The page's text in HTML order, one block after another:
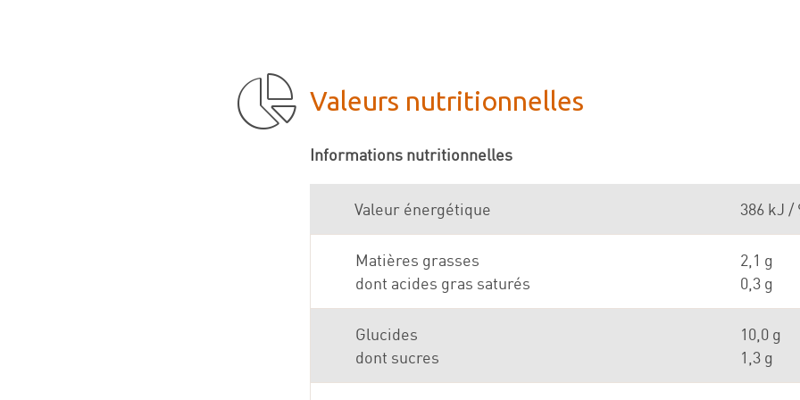
Valeurs nutritionnelles
Informations nutritionnelles
Valeur énergétique 386 kJ /
Matières grasses
dont acides gras saturés
2,1 g
0,3 g
Glucides
dont sucres
10,0 g
1,3 g